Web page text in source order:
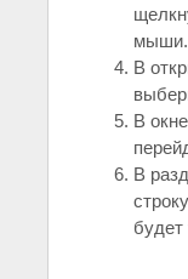
мыши.
В
В
В
будет